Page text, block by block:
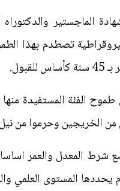
الماجستير
تصطدم بهذا
الفئة المستفيدة
الخريجين وحرموا من
المعدل والعمر اساسا
المستوى العلمي